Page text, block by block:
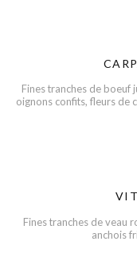
Fines tranches de boeuf
oignons confits, fleurs de
Fines tranches de veau
anchois